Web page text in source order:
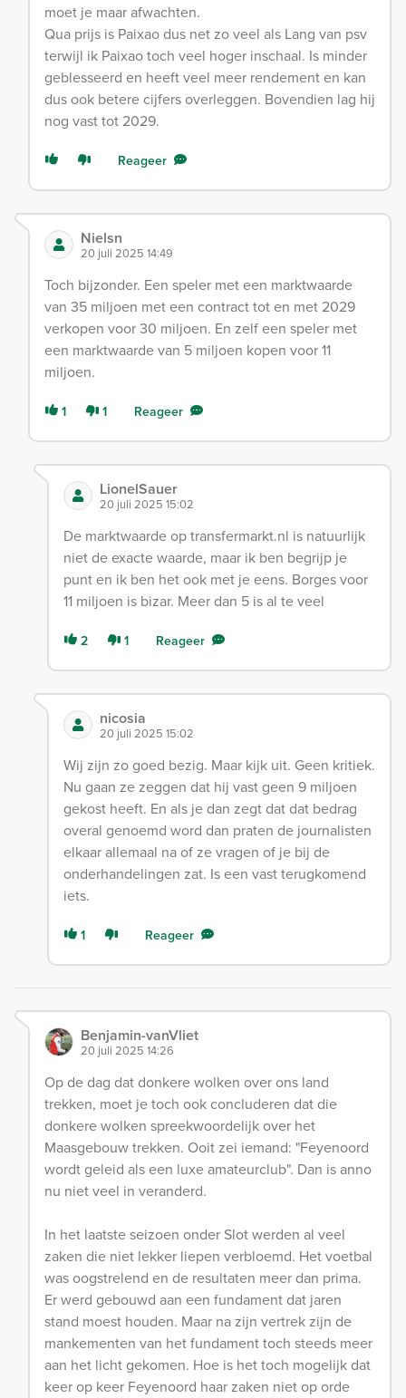
moet je maar afwachten.
Qua prijs is Paixao dus net zo veel als Lang van psv
terwijl ik Paixao toch veel hoger inschaal. Is minder
geblesseerd en heeft veel meer rendement en kan
dus ook betere cijfers overleggen. Bovendien lag hij
nog vast tot 2029.
Reageer
Nielsn
20 juli 2025 14:49
Toch bijzonder. Een speler met een marktwaarde
van 35 miljoen met een contract tot en met 2029
verkopen voor 30 miljoen. En zelf een speler met
een marktwaarde van 5 miljoen kopen voor 11
miljoen.
1 1 Reageer
LionelSauer
20 juli 2025 15:02
De marktwaarde op transfermarkt.nl is natuurlijk
niet de exacte waarde, maar ik ben begrijp je
punt en ik ben het ook met je eens. Borges voor
11 miljoen is bizar. Meer dan 5 is al te veel
2 1 Reageer
nicosia
20 juli 2025 15:02
Wij zijn zo goed bezig. Maar kijk uit. Geen kritiek.
Nu gaan ze zeggen dat hij vast geen 9 miljoen
gekost heeft. En als je dan zegt dat dat bedrag
overal genoemd word dan praten de journalisten
elkaar allemaal na of ze vragen of je bij de
onderhandelingen zat. Is een vast terugkomend
iets.
1 Reageer
Benjamin-vanVliet
20 juli 2025 14:26
Op de dag dat donkere wolken over ons land
trekken, moet je toch ook concluderen dat die
donkere wolken spreekwoordelijk over het
Maasgebouw trekken. Ooit zei iemand: "Feyenoord
wordt geleid als een luxe amateurclub". Dan is anno
nu niet veel in veranderd.
In het laatste seizoen onder Slot werden al veel
zaken die niet lekker liepen verbloemd. Het voetbal
was oogstrelend en de resultaten meer dan prima.
Er werd gebouwd aan een fundament dat jaren
stand moest houden. Maar na zijn vertrek zijn de
mankementen van het fundament toch steeds meer
aan het licht gekomen. Hoe is het toch mogelijk dat
keer op keer Feyenoord haar zaken niet op orde